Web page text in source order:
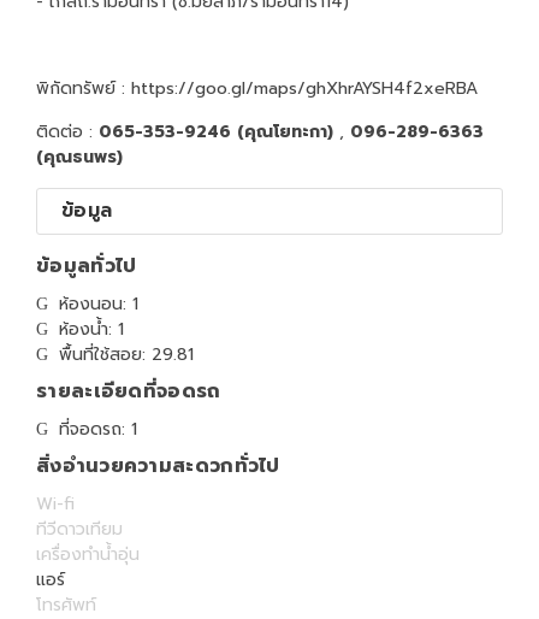
พิกัดทรัพย์ : https://goo.gl/maps/ghXhrAYSH4f2xeRBA
ติดต่อ : 065-353-9246 (คุณโยทะกา) , 096-289-6363
(คุณธนพร)
ข้อมูล
ข้อมูลทั่วไป
ห้องนอน: 1
ห้องน้ำ: 1
พื้นที่ใช้สอย: 29.81
รายละเอียดที่จอดรถ
ที่จอดรถ: 1
สิ่งอำนวยความสะดวกทั่วไป
Wi-fi
ทีวีดาวเทียม
เครื่องทำน้ำอุ่น
แอร์
โทรศัพท์